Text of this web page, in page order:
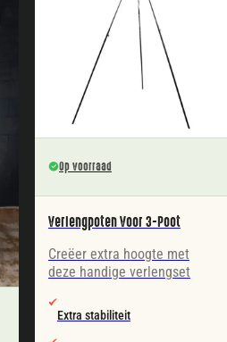
Op voorraad
Verlengpoten Voor 3-Poot
Creëer extra hoogte met
deze handige verlengset
Extra stabiliteit